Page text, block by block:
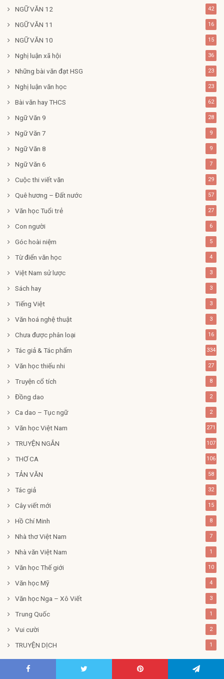
NGỮ VĂN 12 42
NGỮ VĂN 11 16
NGỮ VĂN 10 15
Nghị luận xã hội 36
Những bài văn đạt HSG 23
Nghị luận văn học 23
Bài văn hay THCS 62
Ngữ Văn 9 28
Ngữ Văn 7 9
Ngữ Văn 8 9
Ngữ Văn 6 7
Cuộc thi viết văn 29
Quê hương – Đất nước 57
Văn học Tuổi trẻ 27
Con người 6
Góc hoài niệm 5
Từ điển văn học 4
Việt Nam sử lược 3
Sách hay 3
Tiếng Việt 3
Văn hoá nghệ thuật 3
Chưa được phân loại 16
Tác giả & Tác phẩm 334
Văn học thiếu nhi 27
Truyện cổ tích 8
Đồng dao 2
Ca dao – Tục ngữ 2
Văn học Việt Nam 271
TRUYỆN NGẮN 107
THƠ CA 106
TẢN VĂN 58
Tác giả 32
Cây viết mới 15
Hồ Chí Minh 8
Nhà thơ Việt Nam 7
Nhà văn Việt Nam 1
Văn học Thế giới 10
Văn học Mỹ 4
Văn học Nga – Xô Viết 3
Trung Quốc 1
Vui cười 2
TRUYỆN DỊCH 1